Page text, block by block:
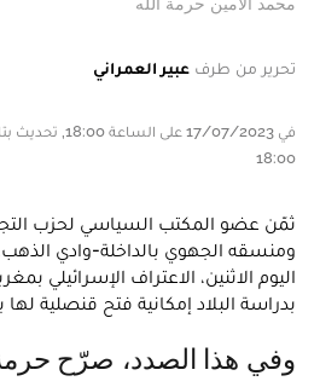
محمد الأمين حرمة الله
تحرير من طرف عبير العمراني
18:00
ثمّن عضو المكتب السياسي لحزب
ومنسقه الجهوي بالداخلة-وادي
اليوم الاثنين، الاعتراف الإسرائيلي
بدراسة البلاد إمكانية فتح قنصلية لها
وفي هذا الصدد، صرّح حرمة الله أن هذا